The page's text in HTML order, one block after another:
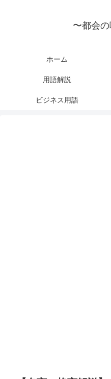
〜都会
ホーム
用語解説
ビジネス用語